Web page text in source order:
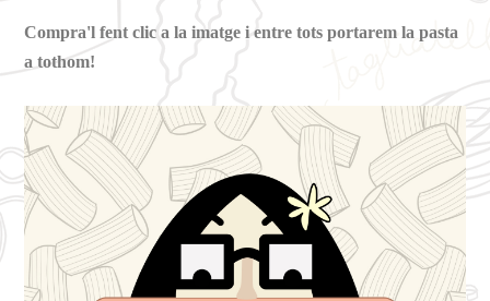
Compra'l fent clic a la imatge i entre tots portarem la pasta
a tothom!